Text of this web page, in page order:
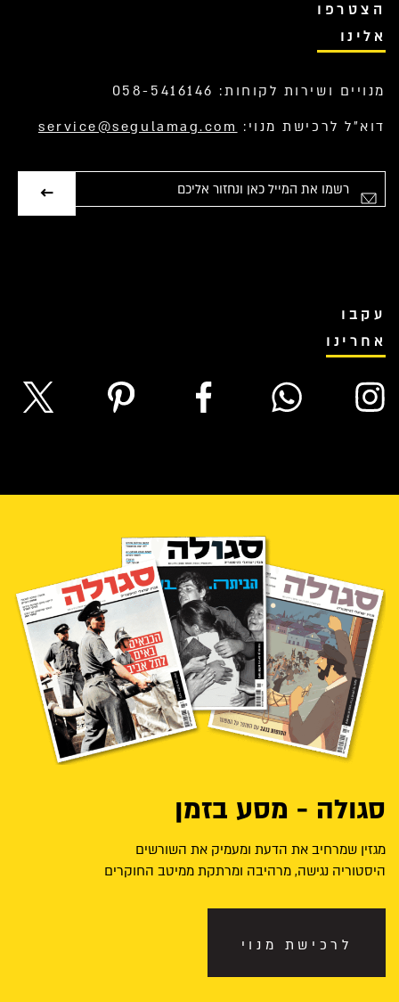
הצטרפו
אלינו
מנויים ושירות לקוחות: 058-5416146
דוא”ל לרכישת מנוי: service@segulamag.com
אימייל
עקבו
אחרינו
סגולה - מסע בזמן
מגזין שמרחיב את הדעת ומעמיק את השורשים
היסטוריה נגישה, מרהיבה ומרתקת ממיטב החוקרים
לרכישת מנוי